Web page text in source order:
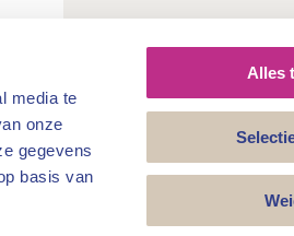
media te
onze
gegevens
basis van
Alles
10
Cookiestatement
Telefoon: 030 – 251